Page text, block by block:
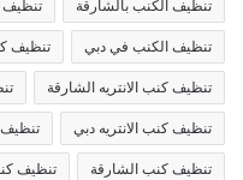
تنظيف الكنب بالشارقة تنظيف
تنظيف الكنب في دبي تنظيف
تنظيف كنب الانتريه الشارقة
تنظيف كنب الانتريه دبي تنظيف
تنظيف كنب الشارقة تنظيف